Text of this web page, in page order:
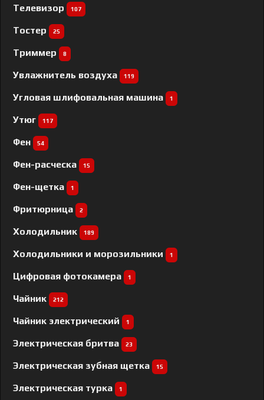
Телевизор 107
Тостер 25
Триммер 8
Увлажнитель воздуха 119
Угловая шлифовальная машина 1
Утюг 117
Фен 54
Фен-расческа 15
Фен-щетка 1
Фритюрница 2
Холодильник 189
Холодильники и морозильники 1
Цифровая фотокамера 1
Чайник 212
Чайник электрический 1
Электрическая бритва 23
Электрическая зубная щетка 15
Электрическая турка 1